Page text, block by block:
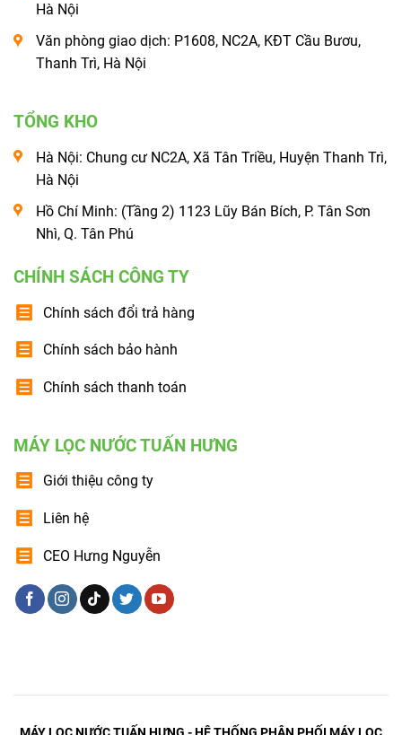
Hà Nội
Văn phòng giao dịch: P1608, NC2A, KĐT Cầu Bươu,
Thanh Trì, Hà Nội
TỔNG KHO
Hà Nội: Chung cư NC2A, Xã Tân Triều, Huyện Thanh Trì,
Hà Nội
Hồ Chí Minh: (Tầng 2) 1123 Lũy Bán Bích, P. Tân Sơn
Nhì, Q. Tân Phú
CHÍNH SÁCH CÔNG TY
Chính sách đổi trả hàng
Chính sách bảo hành
Chính sách thanh toán
MÁY LỌC NƯỚC TUẤN HƯNG
Giới thiệu công ty
Liên hệ
CEO Hưng Nguyễn